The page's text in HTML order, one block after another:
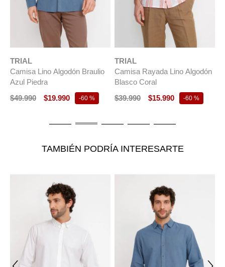
TRIAL
Camisa Lino Algodón Braulio
Azul Piedra
$49.990 $19.990 -60 %
TRIAL
Camisa Rayada Lino Algodón
Blasco Coral
$39.990 $15.990 -60 %
TAMBIÉN PODRÍA INTERESARTE